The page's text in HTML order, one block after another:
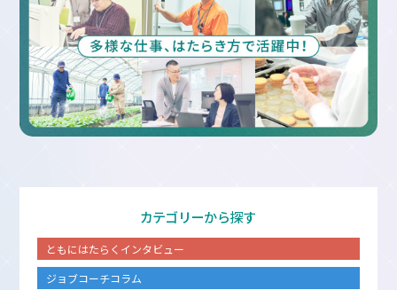
カテゴリーから探す
ともにはたらくインタビュー
ジョブコーチコラム